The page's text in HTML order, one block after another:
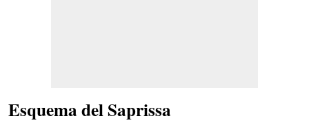
Esquema del Saprissa